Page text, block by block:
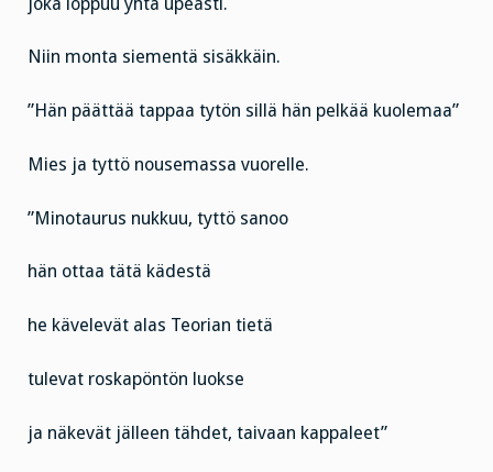
Niin monta siementä sisäkkäin.
”Hän päättää tappaa tytön sillä hän pelkää kuolemaa”
Mies ja tyttö nousemassa vuorelle.
”Minotaurus nukkuu, tyttö sanoo
hän ottaa tätä kädestä
he kävelevät alas Teorian tietä
tulevat roskapöntön luokse
ja näkevät jälleen tähdet, taivaan kappaleet”